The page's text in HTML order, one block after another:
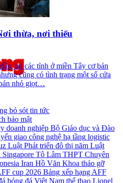
thừa, nơi thiếu
tại các tỉnh ở miền Tây cơ bản
cũng có tình trạng một số cửa
nhỏ giọt…
bỏ sót tin tức
bảo mật
doanh nghiệp Bộ Giáo dục và Đào
giao công nghệ hạ tầng logistic
Luật Phát triển đô thị năm Luật
Singapore Tô Lâm THPT Chuyên
Iran Hồ Văn Khoa tháo gỡ
cup 2026 Bảng xếp hạng AFF
bóng đá Việt Nam thể thao Lionel